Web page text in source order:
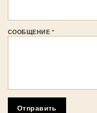
СООБЩЕНИЕ *
Отправить